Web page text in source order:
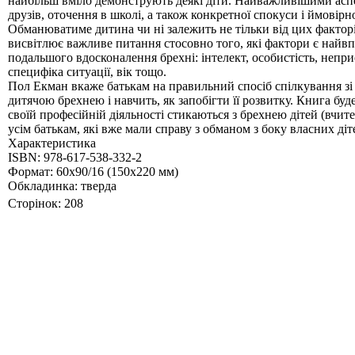
друзів, оточення в школі, а також конкретної спокуси і
Обманюватиме дитина чи ні залежить не тільки від цих
висвітлює важливе питання стосовно того, які фактори є
подальшого вдосконалення брехні: інтелект, особистість,
специфіка ситуації, вік тощо.
Пол Екман вкаже батькам на правильний спосіб спілкування
дитячою брехнею і навчить, як запобігти її розвитку. Книга
своїй професійній діяльності стикаються з брехнею дітей
усім батькам, які вже мали справу з обманом з боку власних
Характеристика
ISBN: 978-617-538-332-2
Формат: 60х90/16 (150x220 мм)
Обкладинка: тверда
Сторінок: 208